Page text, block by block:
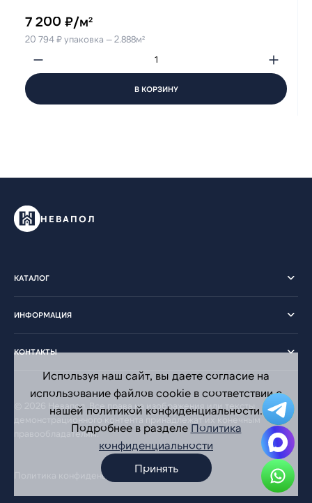
7 200 ₽/м²
20 794 ₽ упаковка — 2.888м²
В КОРЗИНУ
НЕВАПОЛ
КАТАЛОГ
ИНФОРМАЦИЯ
КОНТАКТЫ
© 2026 Невапол. Все права на изображения или тексты
демонстрационного контента принадлежат их конечным
правообладателям.
Политика конфиденциальности
Используя наш сайт, вы даете согласие на
использование файлов cookie в соответствии с
нашей политикой конфиденциальности.
Подробнее в разделе Политика
конфиденциальности
Принять